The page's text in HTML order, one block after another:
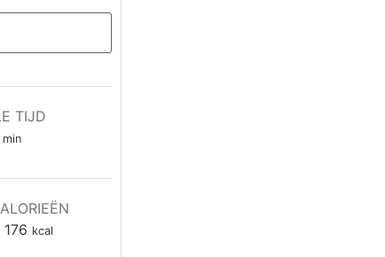
TIJD
minuten
min
176 kcal